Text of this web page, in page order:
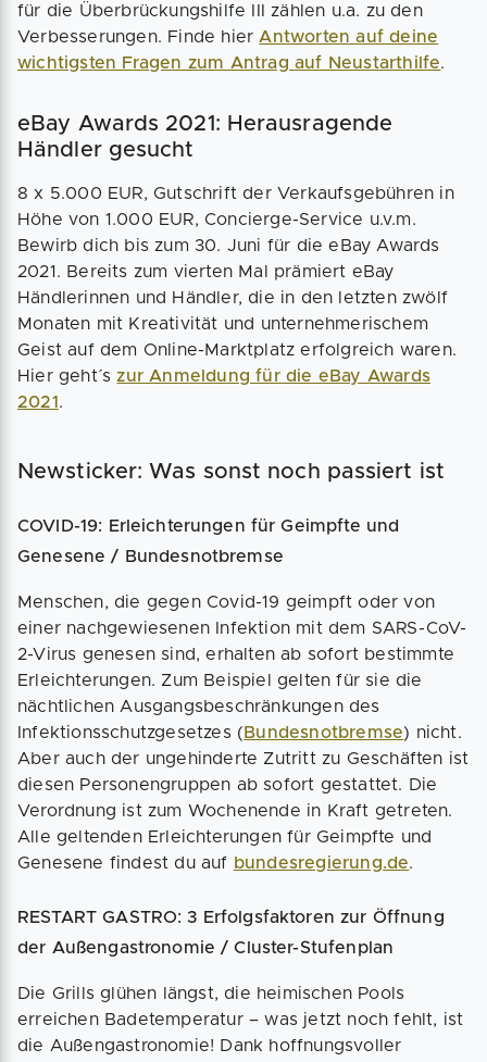
für die Überbrückungshilfe III zählen u.a. zu den
Verbesserungen. Finde hier Antworten auf deine
wichtigsten Fragen zum Antrag auf Neustarthilfe.
eBay Awards 2021: Herausragende
Händler gesucht
8 x 5.000 EUR, Gutschrift der Verkaufsgebühren in
Höhe von 1.000 EUR, Concierge-Service u.v.m.
Bewirb dich bis zum 30. Juni für die eBay Awards
2021. Bereits zum vierten Mal prämiert eBay
Händlerinnen und Händler, die in den letzten zwölf
Monaten mit Kreativität und unternehmerischem
Geist auf dem Online-Marktplatz erfolgreich waren.
Hier geht´szur Anmeldung für die eBay Awards
2021 .
Newsticker: Was sonst noch passiert ist
COVID-19: Erleichterungen für Geimpfte und
Genesene / Bundesnotbremse
Menschen, die gegen Covid-19 geimpft oder von
einer nachgewiesenen Infektion mit dem SARS-CoV-
2-Virus genesen sind, erhalten ab sofort bestimmte
Erleichterungen. Zum Beispiel gelten für sie die
nächtlichen Ausgangsbeschränkungen des
Infektionsschutzgesetzes ( Bundesnotbremse) nicht.
Aber auch der ungehinderte Zutritt zu Geschäften ist
diesen Personengruppen ab sofort gestattet. Die
Verordnung ist zum Wochenende in Kraft getreten.
Alle geltenden Erleichterungen für Geimpfte und
Genesene findest du auf bundesregierung.de.
RESTART GASTRO: 3 Erfolgsfaktoren zur Öffnung
der Außengastronomie / Cluster-Stufenplan
Die Grills glühen längst, die heimischen Pools
erreichen Badetemperatur – was jetzt noch fehlt, ist
die Außengastronomie! Dank hoffnungsvoller